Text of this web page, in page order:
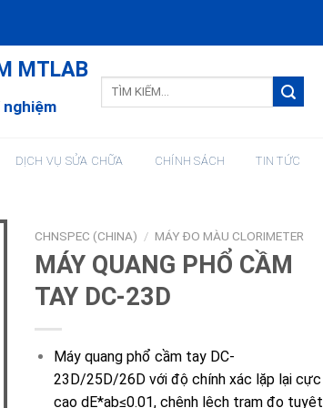
MTLAB
Tìm
DỊCH VỤ SỬA CHỮA CHÍNH SÁCH TIN TỨC
CHNSPEC (CHINA) / MÁY ĐO MÀU CLORIMETER
MÁY QUANG PHỔ CẦM
TAY DC-23D
Máy quang phổ cầm tay DC-
23D/25D/26D với độ chính xác lặp lại cực
cao dE*ab≤0.01, chênh lệch trạm đo tuyệt